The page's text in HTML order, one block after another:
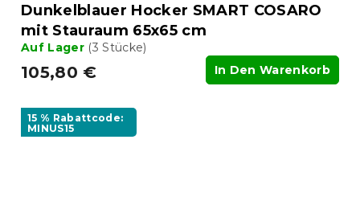
Dunkelblauer Hocker SMART COSARO
mit Stauraum 65x65 cm
Auf Lager (3 Stücke)
105,80 € In Den Warenkorb
15 % Rabattcode:
MINUS15